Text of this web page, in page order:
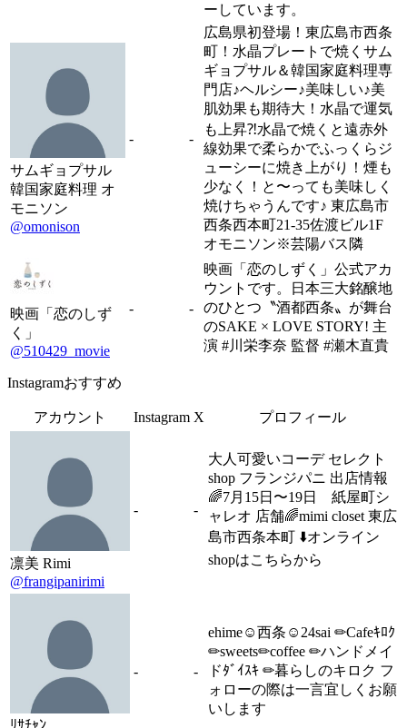
ーしています。
サムギョプサル
韓国家庭料理 オ
モニソン
@omonison
- -
広島県初登場！東広島市西条
町！水晶プレートで焼くサム
ギョプサル＆韓国家庭料理専
門店♪ヘルシー♪美味しい♪美
肌効果も期待大！水晶で運気
も上昇⁈水晶で焼くと遠赤外
線効果で柔らかでふっくらジ
ューシーに焼き上がり！煙も
少なく！と〜っても美味しく
焼けちゃうんです♪ 東広島市
西条西本町21-35佐渡ビル1F
オモニソン※芸陽バス隣
映画「恋のしず
く」
@510429_movie
- -
映画「恋のしずく」公式アカ
ウントです。日本三大銘醸地
のひとつ〝酒都西条〟が舞台
のSAKE × LOVE STORY! 主
演 #川栄李奈 監督 #瀬木直貴
Instagramおすすめ
アカウント Instagram X プロフィール
凛美 Rimi
@frangipanirimi
- -
大人可愛いコーデ セレクト
shop フランジパニ 出店情報
🌈7月15日〜19日 紙屋町シ
ャレオ 店舗🌈mimi closet 東広
島市西条本町 ⬇️オンライン
shopはこちらから
ﾘｻﾁｬﾝ︎
- -
ehime︎☺︎西条︎☺︎24sai ✏︎Cafeｷﾛｸ
✏︎sweets✏︎coffee ✏︎ハンドメイ
ドﾀﾞｲｽｷ ✏︎暮らしのキロク フ
ォローの際は一言宜しくお願
いします